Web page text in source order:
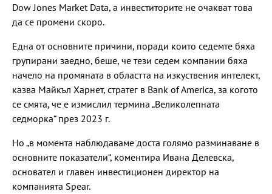
Dow Jones Market Data, а инвеститорите не очакват това
да се промени скоро.
Една от основните причини, поради които седемте бяха
групирани заедно, беше, че тези седем компании бяха
начело на промяната в областта на изкуствения интелект,
казва Майкъл Харнет, стратег в Bank of America, за когото
се смята, че е измислил термина „Великолепната
седморка“ през 2023 г.
Но „в момента наблюдаваме доста голямо разминаване в
основните показатели“, коментира Ивана Делевска,
основател и главен инвестиционен директор на
компанията Spear.